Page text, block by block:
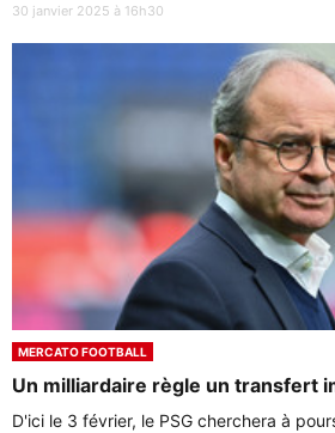
30 janvier 2025 à 16h30
MERCATO FOOTBALL
Un milliardaire règle un transfert
D'ici le 3 février, le PSG cherchera à